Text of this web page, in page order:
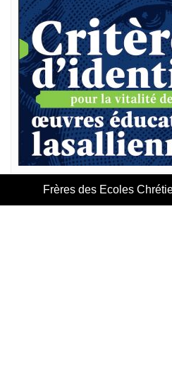
Frères des Ecoles